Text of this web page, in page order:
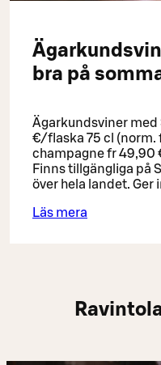
bra på
Ägarkundsviner
€/flaska 75 cl (norm.
champagne fr 49,90
Finns tillgängliga på
över hela landet. Ger
Läs mera